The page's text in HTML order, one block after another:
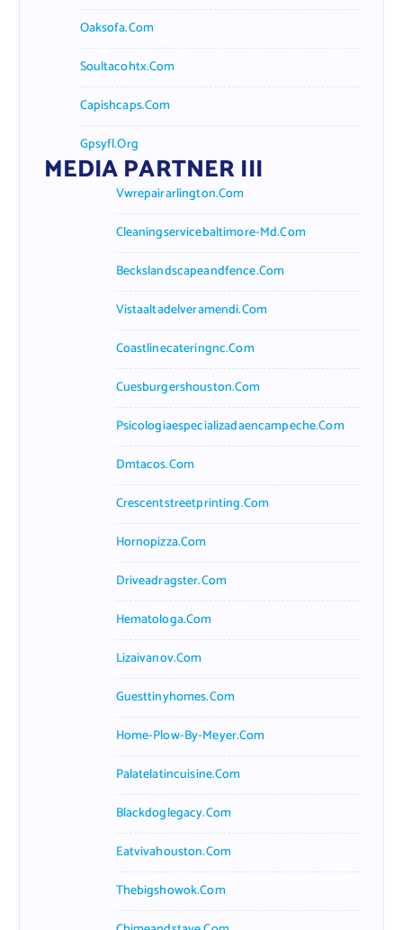
Oaksofa.com
Soultacohtx.com
Capishcaps.com
Gpsyfl.org
MEDIA PARTNER III
Vwrepairarlington.com
Cleaningservicebaltimore-Md.com
Beckslandscapeandfence.com
Vistaaltadelveramendi.com
Coastlinecateringnc.com
Cuesburgershouston.com
Psicologiaespecializadaencampeche.com
Dmtacos.com
Crescentstreetprinting.com
Hornopizza.com
Driveadragster.com
Hematologa.com
Lizaivanov.com
Guesttinyhomes.com
Home-Plow-By-Meyer.com
Palatelatincuisine.com
Blackdoglegacy.com
Eatvivahouston.com
Thebigshowok.com